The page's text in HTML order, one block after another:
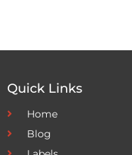
Quick Links
Home
Blog